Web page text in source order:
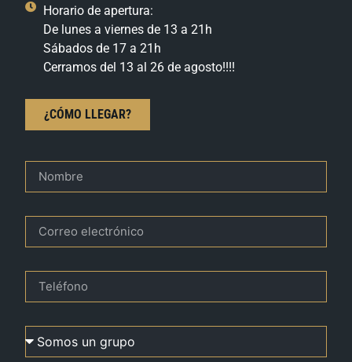
Horario de apertura:
De lunes a viernes de 13 a 21h
Sábados de 17 a 21h
Cerramos del 13 al 26 de agosto!!!!
¿CÓMO LLEGAR?